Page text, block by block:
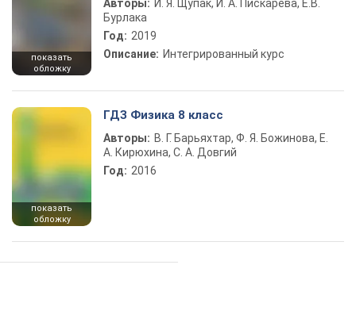
показать
обложку
Авторы: И. Я. Щупак, И. А. Пискарева, Е.В.
Бурлака
Год: 2019
Описание: Интегрированный курс
показать
обложку
ГДЗ Физика 8 класс
Авторы: В. Г. Барьяхтар, Ф. Я. Божинова, Е.
А. Кирюхина, С. А. Довгий
Год: 2016